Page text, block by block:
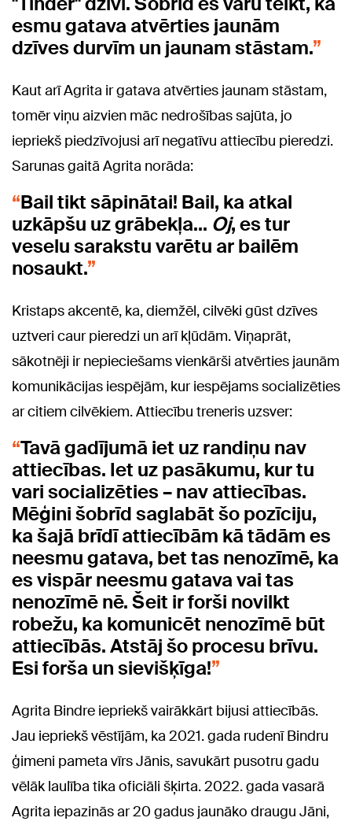
esmu gatava atvērties jaunām
dzīves durvīm un jaunam stāstam.
Kaut arī Agrita ir gatava atvērties jaunam stāstam,
tomēr viņu aizvien māc nedrošības sajūta, jo
iepriekš piedzīvojusi arī negatīvu attiecību pieredzi.
Sarunas gaitā Agrita norāda:
Bail tikt sāpinātai! Bail, ka atkal
uzkāpšu uz grābekļa... Oj, es tur
veselu sarakstu varētu ar bailēm
nosaukt.
Kristaps akcentē, ka, diemžēl, cilvēki gūst dzīves
uztveri caur pieredzi un arī kļūdām. Viņaprāt,
sākotnēji ir nepieciešams vienkārši atvērties jaunām
komunikācijas iespējām, kur iespējams socializēties
ar citiem cilvēkiem. Attiecību treneris uzsver:
Tavā gadījumā iet uz randiņu nav
attiecības. Iet uz pasākumu, kur tu
vari socializēties – nav attiecības.
Mēģini šobrīd saglabāt šo pozīciju,
ka šajā brīdī attiecībām kā tādām es
neesmu gatava, bet tas nenozīmē, ka
es vispār neesmu gatava vai tas
nenozīmē nē. Šeit ir forši novilkt
robežu, ka komunicēt nenozīmē būt
attiecībās. Atstāj šo procesu brīvu.
Esi forša un sievišķīga!
Agrita Bindre iepriekš vairākkārt bijusi attiecībās.
Jau iepriekš vēstījām, ka 2021. gada rudenī Bindru
ģimeni pameta vīrs Jānis, savukārt pusotru gadu
vēlāk laulība tika oficiāli šķirta. 2022. gada vasarā
Agrita iepazinās ar 20 gadus jaunāko draugu Jāni,